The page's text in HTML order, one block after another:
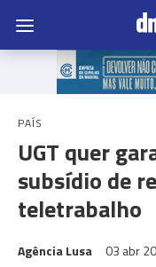
PAÍS
UGT quer
subsídio de
teletrabalho
Agência Lusa 03 abr